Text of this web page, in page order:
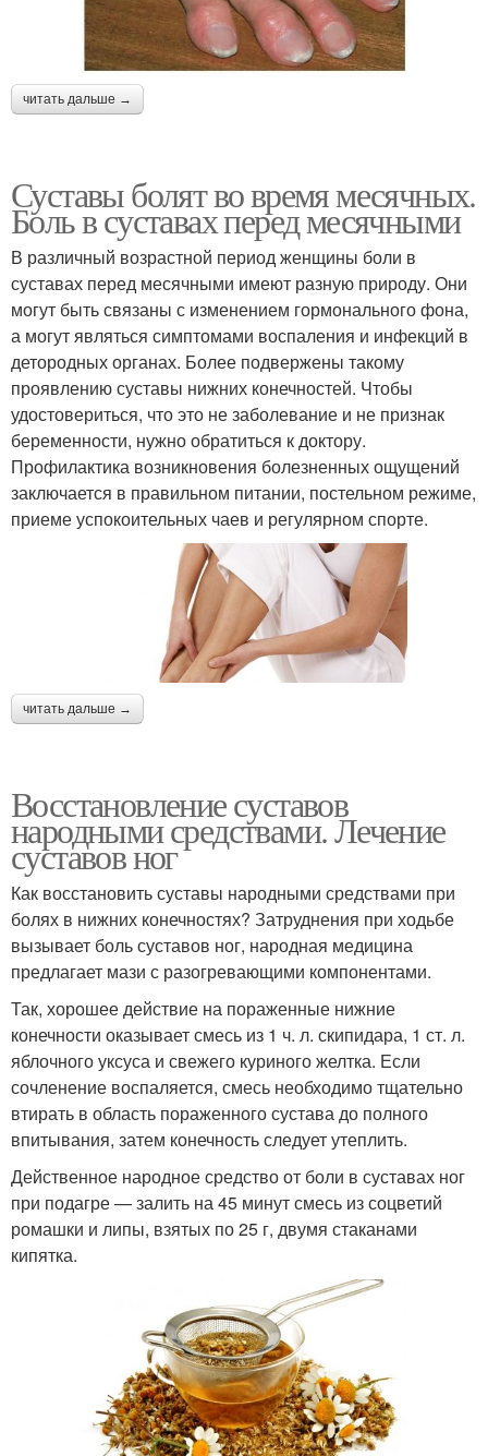
читать дальше →
Суставы болят во время месячных.
Боль в суставах перед месячными
В различный возрастной период женщины боли в
суставах перед месячными имеют разную природу. Они
могут быть связаны с изменением гормонального фона,
а могут являться симптомами воспаления и инфекций в
детородных органах. Более подвержены такому
проявлению суставы нижних конечностей. Чтобы
удостовериться, что это не заболевание и не признак
беременности, нужно обратиться к доктору.
Профилактика возникновения болезненных ощущений
заключается в правильном питании, постельном режиме,
приеме успокоительных чаев и регулярном спорте.
читать дальше →
Восстановление суставов
народными средствами. Лечение
суставов ног
Как восстановить суставы народными средствами при
болях в нижних конечностях? Затруднения при ходьбе
вызывает боль суставов ног, народная медицина
предлагает мази с разогревающими компонентами.
Так, хорошее действие на пораженные нижние
конечности оказывает смесь из 1 ч. л. скипидара, 1 ст. л.
яблочного уксуса и свежего куриного желтка. Если
сочленение воспаляется, смесь необходимо тщательно
втирать в область пораженного сустава до полного
впитывания, затем конечность следует утеплить.
Действенное народное средство от боли в суставах ног
при подагре — залить на 45 минут смесь из соцветий
ромашки и липы, взятых по 25 г, двумя стаканами
кипятка.